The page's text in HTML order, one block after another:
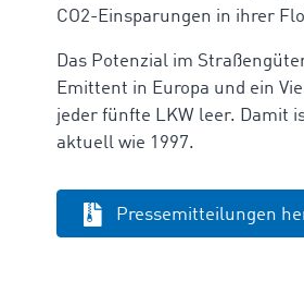
CO2-Einsparungen in ihrer
Das Potenzial im
Emittent in Europa und ein
jeder fünfte LKW leer. Damit
aktuell wie 1997.
Pressemitteilungen